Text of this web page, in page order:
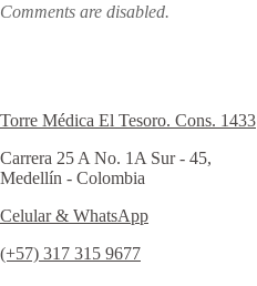
Comments are disabled.
Torre Médica El Tesoro. Cons. 1433
Carrera 25 A No. 1A Sur - 45,
Medellín - Colombia
Celular & WhatsApp
(+57) 317 315 9677